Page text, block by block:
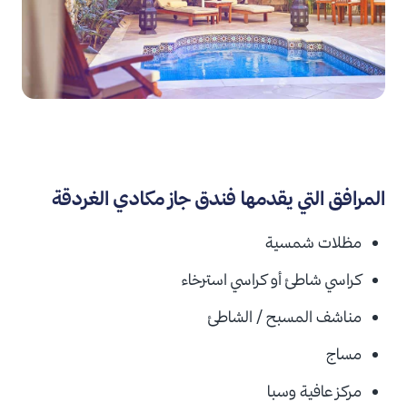
المرافق التي يقدمها فندق جاز مكادي الغردقة
مظلات شمسية
كراسي شاطئ أو كراسي استرخاء
مناشف المسبح / الشاطئ
مساج
مركز عافية وسبا